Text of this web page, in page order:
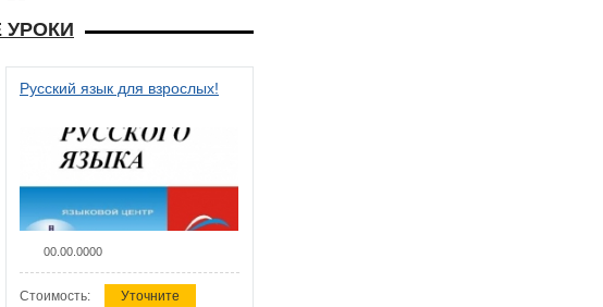
Русский язык для взрослых!
00.00.0000
Стоимость: Уточните